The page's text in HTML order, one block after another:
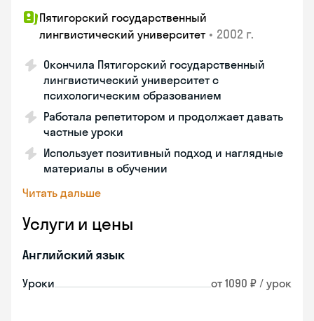
Пятигорский государственный
лингвистический университет • 2002 г.
Окончила Пятигорский государственный
лингвистический университет с
психологическим образованием
Работала репетитором и продолжает давать
частные уроки
Использует позитивный подход и наглядные
материалы в обучении
Читать дальше
Услуги и цены
Английский язык
Уроки от 1090 ₽ / урок